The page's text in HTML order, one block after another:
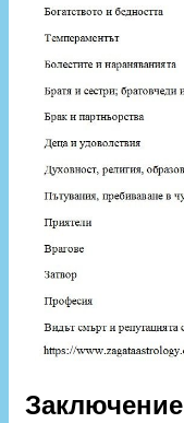
Заключение